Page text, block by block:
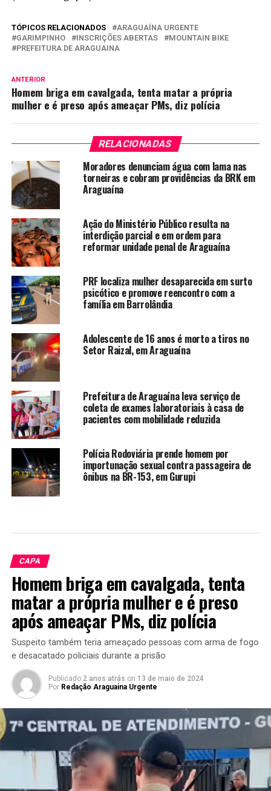
TÓPICOS RELACIONADOS
ARAGUAÍNA URGENTE
GARIMPINHO
INSCRIÇÕES ABERTAS
MOUNTAIN BIKE
PREFEITURA DE ARAGUAINA
ANTERIOR
Homem briga em cavalgada, tenta matar a própria
mulher e é preso após ameaçar PMs, diz polícia
RELACIONADAS
Moradores denunciam água com lama nas
torneiras e cobram providências da BRK em
Araguaína
Ação do Ministério Público resulta na
interdição parcial e em ordem para
reformar unidade penal de Araguaína
PRF localiza mulher desaparecida em surto
psicótico e promove reencontro com a
família em Barrolândia
Adolescente de 16 anos é morto a tiros no
Setor Raizal, em Araguaína
Prefeitura de Araguaína leva serviço de
coleta de exames laboratoriais à casa de
pacientes com mobilidade reduzida
Polícia Rodoviária prende homem por
importunação sexual contra passageira de
ônibus na BR-153, em Gurupi
CAPA
Homem briga em cavalgada, tenta
matar a própria mulher e é preso
após ameaçar PMs, diz polícia
Suspeito também teria ameaçado pessoas com arma de fogo
e desacatado policiais durante a prisão
Publicado 2 anos atrás on 13 de maio de 2024
Por Redação Araguaina Urgente